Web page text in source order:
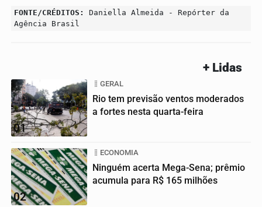
FONTE/CRÉDITOS:
Daniella Almeida - Repórter da
Agência Brasil
+ Lidas
01
GERAL
Rio tem previsão ventos moderados
a fortes nesta quarta-feira
02
ECONOMIA
Ninguém acerta Mega-Sena; prêmio
acumula para R$ 165 milhões